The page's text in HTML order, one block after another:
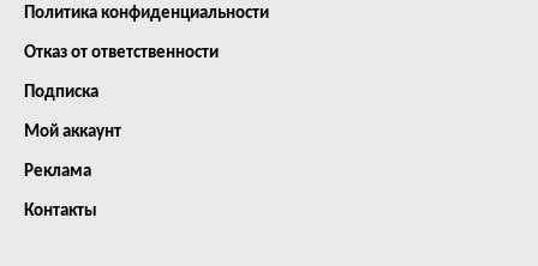
Политика конфиденциальности
Отказ от ответственности
Подписка
Мой аккаунт
Реклама
Контакты